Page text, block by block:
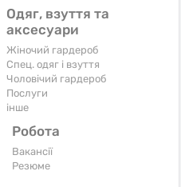
Одяг, взуття та
аксесуари
Жіночий гардероб
Спец. одяг і взуття
Чоловічий гардероб
Послуги
інше
Робота
Вакансії
Резюме